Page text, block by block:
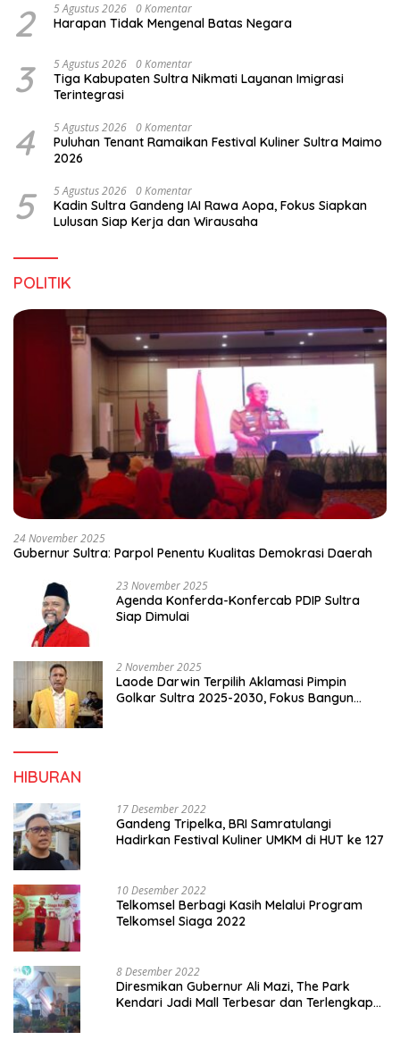
2 5 Agustus 2026 0 Komentar
Harapan Tidak Mengenal Batas Negara
3 5 Agustus 2026 0 Komentar
Tiga Kabupaten Sultra Nikmati Layanan Imigrasi
Terintegrasi
4 5 Agustus 2026 0 Komentar
Puluhan Tenant Ramaikan Festival Kuliner Sultra Maimo
2026
5 5 Agustus 2026 0 Komentar
Kadin Sultra Gandeng IAI Rawa Aopa, Fokus Siapkan
Lulusan Siap Kerja dan Wirausaha
POLITIK
24 November 2025
Gubernur Sultra: Parpol Penentu Kualitas Demokrasi Daerah
23 November 2025
Agenda Konferda-Konfercab PDIP Sultra
Siap Dimulai
2 November 2025
Laode Darwin Terpilih Aklamasi Pimpin
Golkar Sultra 2025-2030, Fokus Bangun
HIBURAN
17 Desember 2022
Gandeng Tripelka, BRI Samratulangi
Hadirkan Festival Kuliner UMKM di HUT ke 127
10 Desember 2022
Telkomsel Berbagi Kasih Melalui Program
Telkomsel Siaga 2022
8 Desember 2022
Diresmikan Gubernur Ali Mazi, The Park
Kendari Jadi Mall Terbesar dan Terlengkap